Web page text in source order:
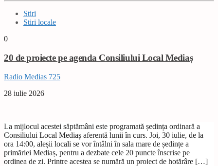
Stiri
Stiri locale
0
20 de proiecte pe agenda Consiliului Local Mediaș
Radio Medias 725
28 iulie 2026
La mijlocul acestei săptămâni este programată ședința ordinară a
Consiliului Local Mediaș aferentă lunii în curs. Joi, 30 iulie, de la
ora 14:00, aleșii locali se vor întâlni în sala mare de ședințe a
primăriei Mediaș, pentru a dezbate cele 20 puncte înscrise pe
ordinea de zi. Printre acestea se numără un proiect de hotărâre […]